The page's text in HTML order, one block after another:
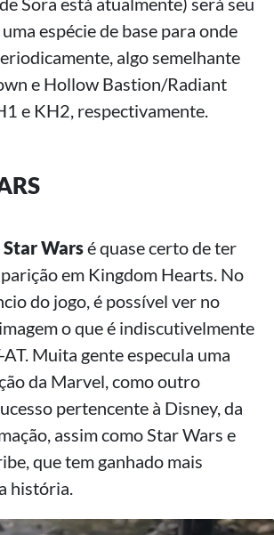
espécie de base para onde
algo semelhante
e Hollow Bastion/Radiant
e KH2, respectivamente.
Star Warsé quase certo de ter
em Kingdom Hearts. No
do jogo, é possível ver no
o que é indiscutivelmente
AT. Muita gente especula uma
da Marvel, como outro
pertencente à Disney, da
assim como Star Wars e
que tem ganhado mais
história.